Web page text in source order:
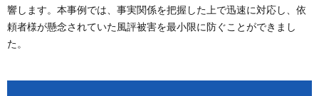
響します。本事例では、事実関係を把握した上で迅速に対応し、依
頼者様が懸念されていた風評被害を最小限に防ぐことができまし
た。